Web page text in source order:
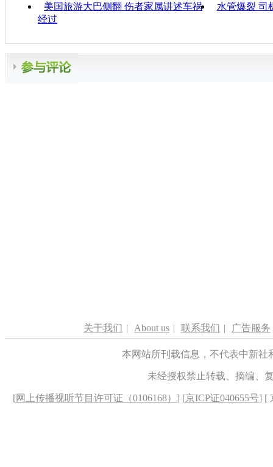
美国旅游大巴侧翻 伤者家属讲述车祸
经过
水管爆裂 司
关于我们 | About us | 联系我们 | 广告服务
本网站所刊载信息，不代表中新
未经授权禁止转载、摘编、
[网上传播视听节目许可证（0106168） ] [京ICP证040655号] [